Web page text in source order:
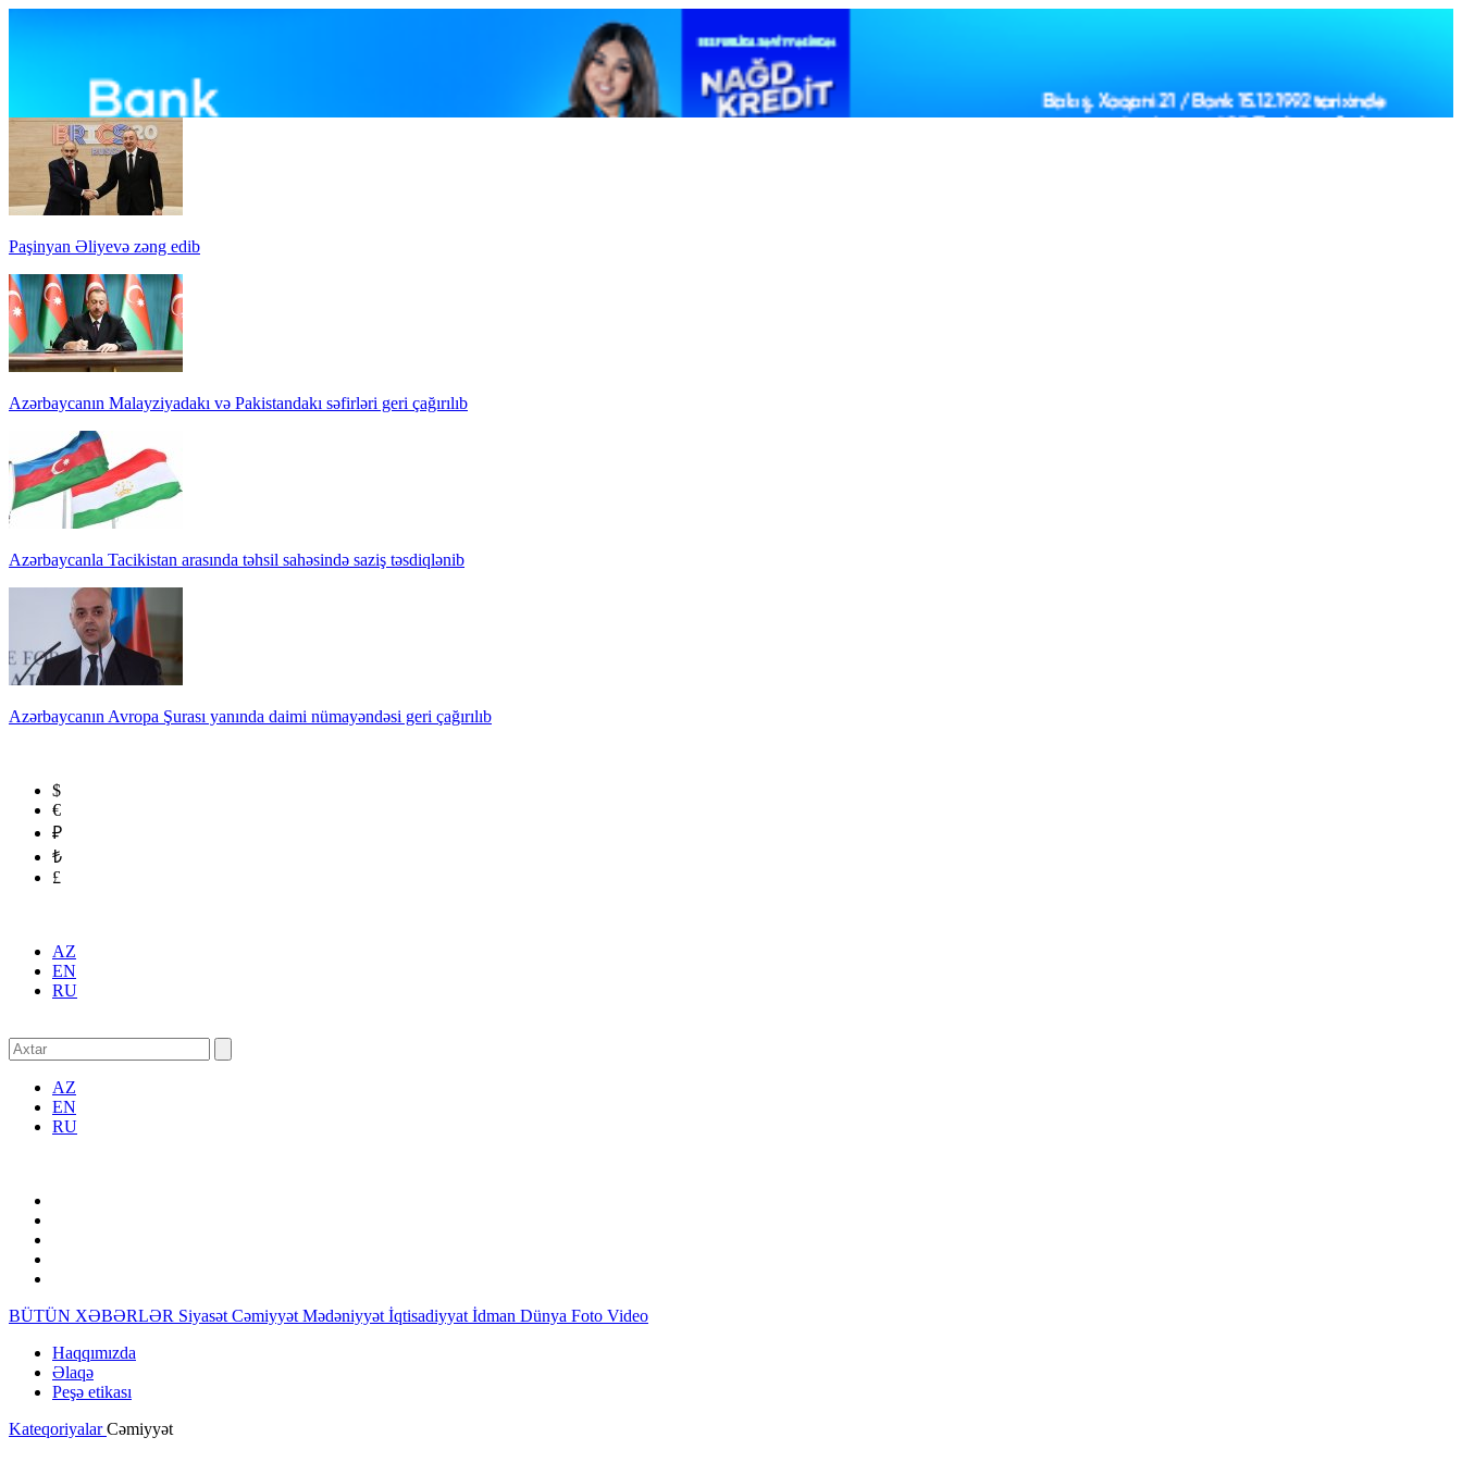
Paşinyan Əliyevə zəng edib
Azərbaycanın Malayziyadakı və Pakistandakı səfirləri geri çağırılıb
Azərbaycanla Tacikistan arasında təhsil sahəsində saziş təsdiqlənib
Azərbaycanın Avropa Şurası yanında daimi nümayəndəsi geri çağırılıb
$
€
₽
₺
£
AZ
EN
RU
AZ
EN
RU
BÜTÜN XƏBƏRLƏR Siyasət Cəmiyyət Mədəniyyət İqtisadiyyat İdman Dünya Foto Video
Haqqımızda
Əlaqə
Peşə etikası
KateqoriyalarCəmiyyət